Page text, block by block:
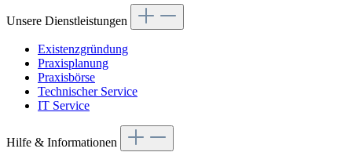
Unsere Dienstleistungen
Existenzgründung
Praxisplanung
Praxisbörse
Technischer Service
IT Service
Hilfe & Informationen